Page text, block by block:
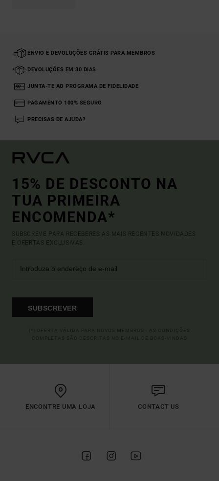
ENVIO E DEVOLUÇÕES GRÁTIS PARA MEMBROS
DEVOLUÇÕES EM 30 DIAS
JUNTA-TE AO PROGRAMA DE FIDELIDADE
PAGAMENTO 100% SEGURO
PRECISAS DE AJUDA?
15% DE DESCONTO NA
TUA PRIMEIRA
ENCOMENDA*
SUBSCREVE PARA RECEBERES AS MAIS RECENTES NOVIDADES
E OFERTAS EXCLUSIVAS.
SUBSCREVER
ENCONTRE UMA LOJA CONTACT US